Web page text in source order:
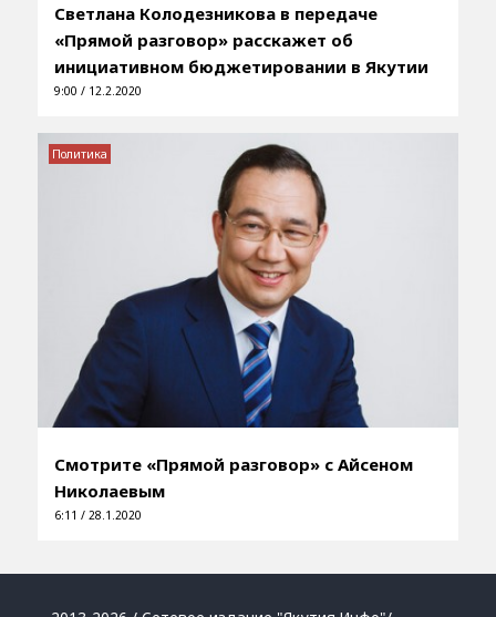
Светлана Колодезникова в передаче
«Прямой разговор» расскажет об
инициативном бюджетировании в Якутии
9:00 / 12.2.2020
Смотрите «Прямой разговор» с Айсеном
Николаевым
6:11 / 28.1.2020
Политика